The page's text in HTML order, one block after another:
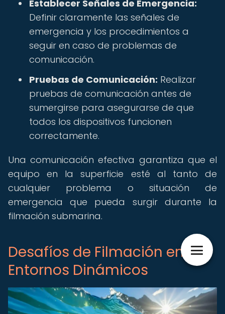
Establecer Señales de Emergencia:
Definir claramente las señales de
emergencia y los procedimientos a
seguir en caso de problemas de
comunicación.
Pruebas de Comunicación: Realizar
pruebas de comunicación antes de
sumergirse para asegurarse de que
todos los dispositivos funcionen
correctamente.
Una comunicación efectiva garantiza que el
equipo en la superficie esté al tanto de
cualquier problema o situación de
emergencia que pueda surgir durante la
filmación submarina.
Desafíos de Filmación en
Entornos Dinámicos